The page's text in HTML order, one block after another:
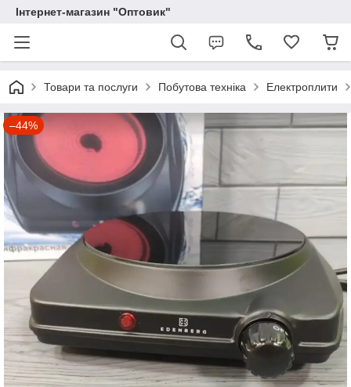
Інтернет-магазин "Оптовик"
Товари та послуги Побутова техніка Електроплити
–44%